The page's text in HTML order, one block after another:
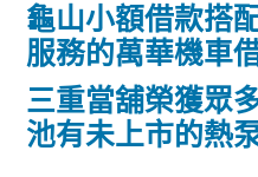
龜山小額借款搭
服務的萬華機車
三重當舖榮獲眾
池有未上市的熱